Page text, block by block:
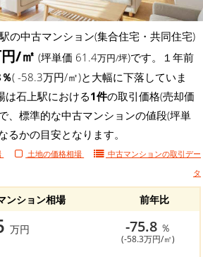
の中古マンション(集合住宅・共同住宅)
/㎡ (坪単価 61.4万円/坪)です。１年前
( -58.3万円/㎡)と大幅に下落していま
は石上駅における1件の取引価格(売却価
、標準的な中古マンションの値段(坪単
るかの目安となります。
土地の価格相場 中古マンションの取引デー
タ
ンション相場 前年比
万円 -75.8 ％
(-58.3万円/㎡)